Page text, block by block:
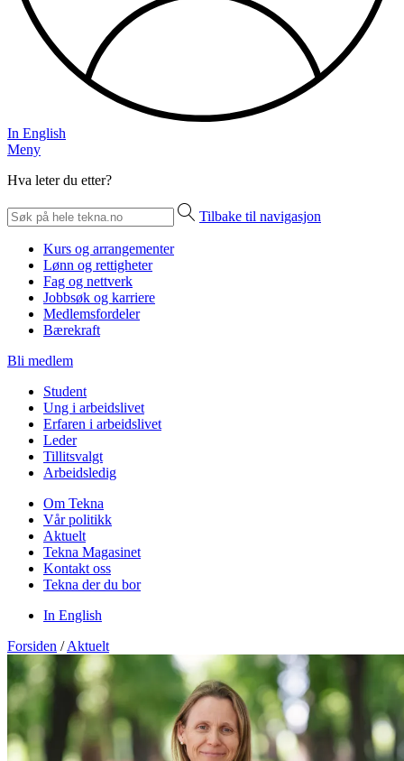
In English
Meny
Hva leter du etter?
Tilbake til navigasjon
Kurs og arrangementer
Lønn og rettigheter
Fag og nettverk
Jobbsøk og karriere
Medlemsfordeler
Bærekraft
Bli medlem
Student
Ung i arbeidslivet
Erfaren i arbeidslivet
Leder
Tillitsvalgt
Arbeidsledig
Om Tekna
Vår politikk
Aktuelt
Tekna Magasinet
Kontakt oss
Tekna der du bor
In English
Forsiden / Aktuelt